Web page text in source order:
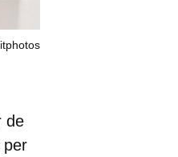
de
per